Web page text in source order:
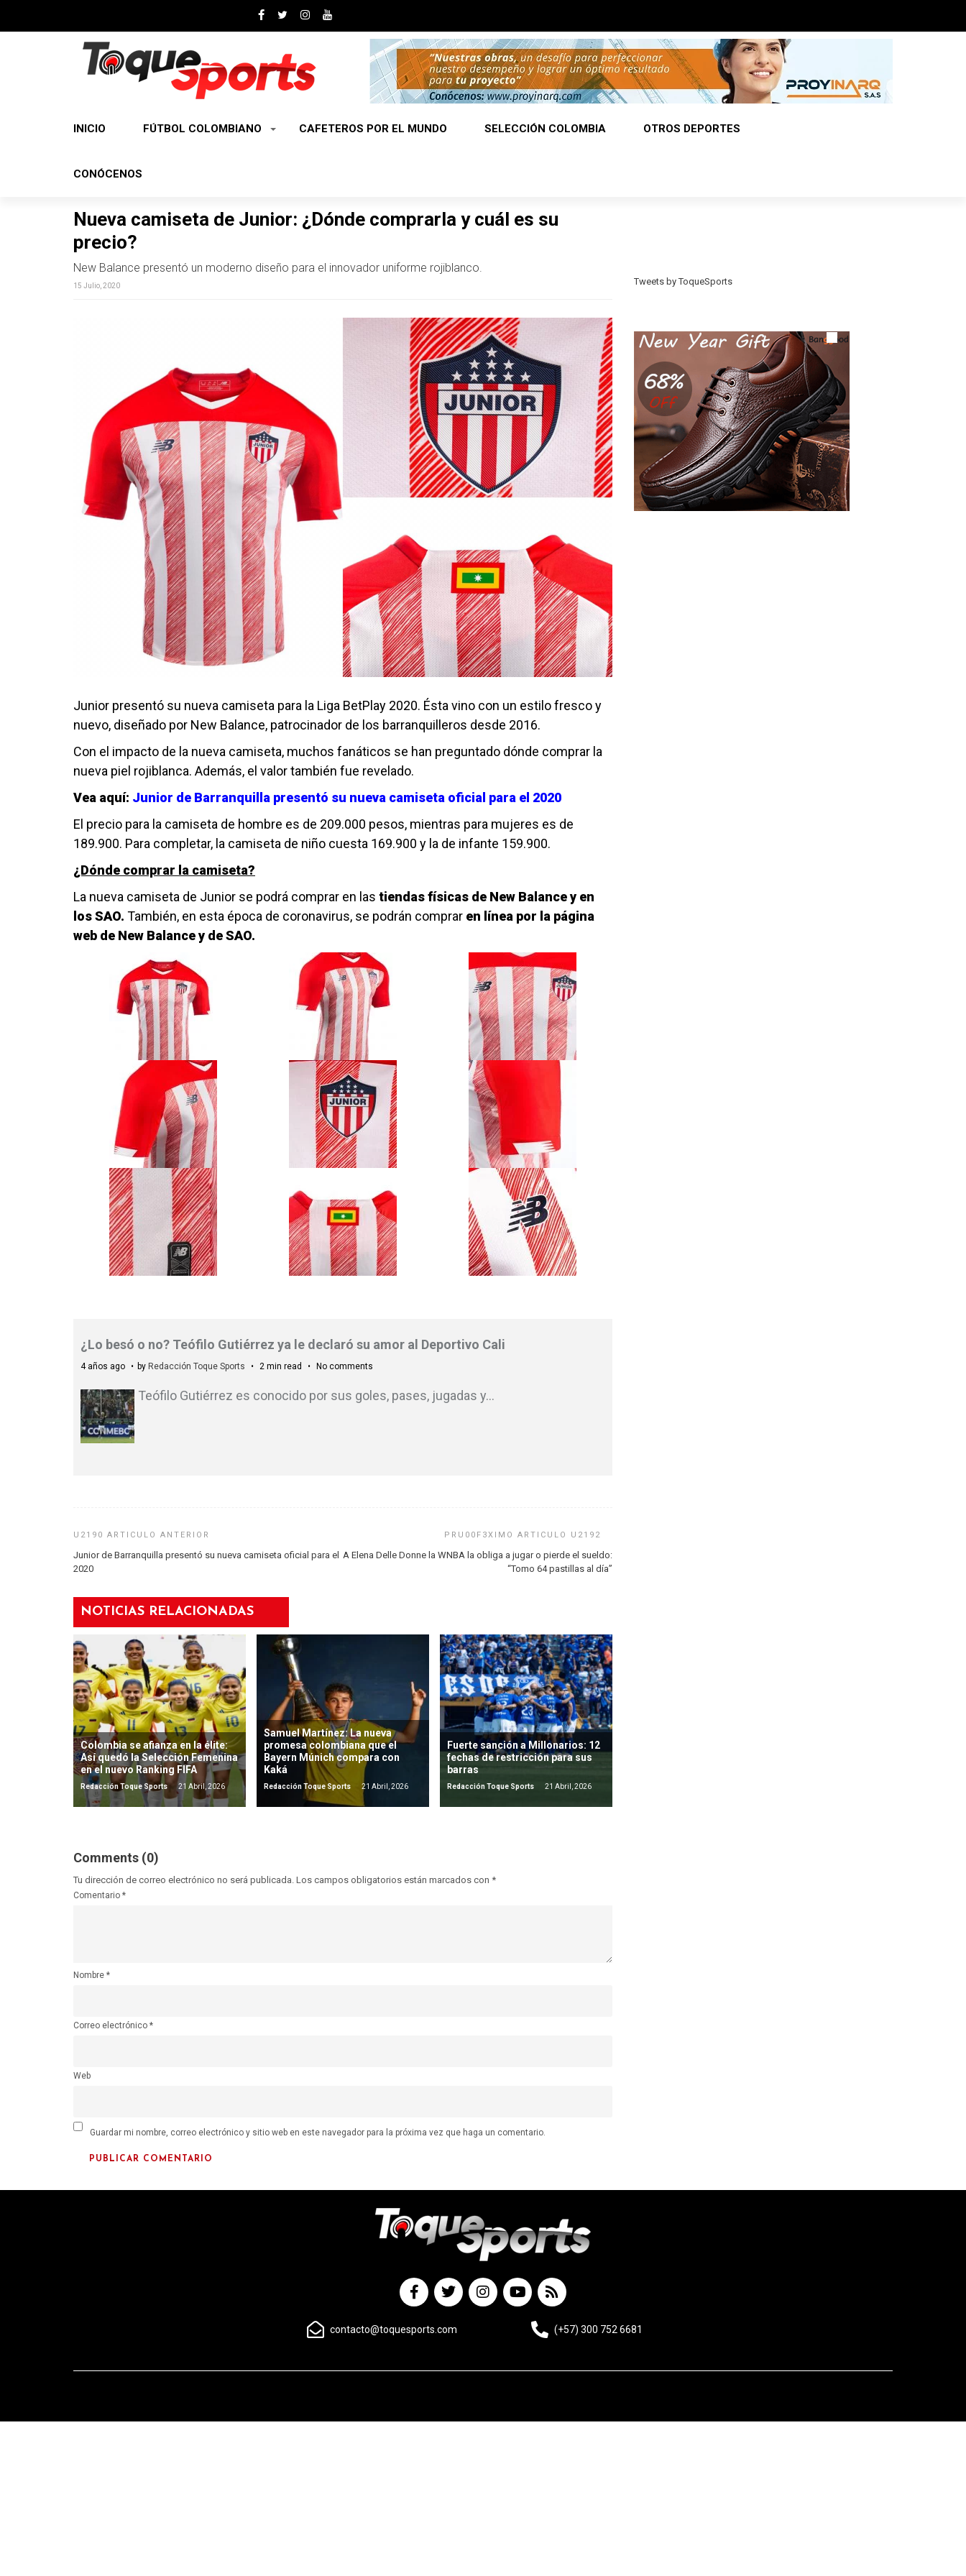
INICIO FÚTBOL COLOMBIANO CAFETEROS POR EL MUNDO SELECCIÓN COLOMBIA OTROS DEPORTES
CONÓCENOS
Nueva camiseta de Junior: ¿Dónde comprarla y cuál es su
precio?
New Balance presentó un moderno diseño para el innovador uniforme rojiblanco.
15 Julio, 2020
Junior presentó su nueva camiseta para la Liga BetPlay 2020. Ésta vino con un estilo fresco y
nuevo, diseñado por New Balance, patrocinador de los barranquilleros desde 2016.
Con el impacto de la nueva camiseta, muchos fanáticos se han preguntado dónde comprar la
nueva piel rojiblanca. Además, el valor también fue revelado.
Vea aquí: Junior de Barranquilla presentó su nueva camiseta oficial para el 2020
El precio para la camiseta de hombre es de 209.000 pesos, mientras para mujeres es de
189.900. Para completar, la camiseta de niño cuesta 169.900 y la de infante 159.900.
¿Dónde comprar la camiseta?
La nueva camiseta de Junior se podrá comprar en las tiendas físicas de New Balance y en
los SAO. También, en esta época de coronavirus, se podrán comprar en línea por la página
web de New Balance y de SAO.
¿Lo besó o no? Teófilo Gutiérrez ya le declaró su amor al Deportivo Cali
4 años ago by Redacción Toque Sports 2 min read No comments
Teófilo Gutiérrez es conocido por sus goles, pases, jugadas y…
Junior de Barranquilla presentó su nueva camiseta oficial para el
2020
A Elena Delle Donne la WNBA la obliga a jugar o pierde el sueldo:
“Tomo 64 pastillas al día”
NOTICIAS RELACIONADAS
Colombia se afianza en la élite:
Así quedó la Selección Femenina
en el nuevo Ranking FIFA
Redacción Toque Sports 21 Abril, 2026
Samuel Martínez: La nueva
promesa colombiana que el
Bayern Múnich compara con
Kaká
Redacción Toque Sports 21 Abril, 2026
Fuerte sanción a Millonarios: 12
fechas de restricción para sus
barras
Redacción Toque Sports 21 Abril, 2026
Comments (0)
Tu dirección de correo electrónico no será publicada. Los campos obligatorios están marcados con *
Comentario *
Nombre *
Correo electrónico *
Web
Guardar mi nombre, correo electrónico y sitio web en este navegador para la próxima vez que haga un comentario.
Tweets by ToqueSports
contacto@toquesports.com (+57) 300 752 6681